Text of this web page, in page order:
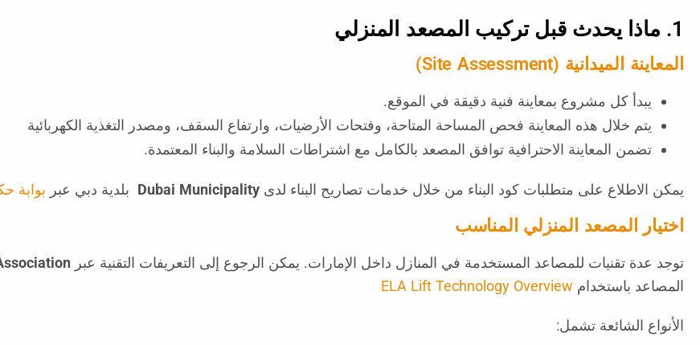
1. ماذا يحدث قبل تركيب المصعد المنزلي
المعاينة الميدانية (Site Assessment)
يبدأ كل مشروع بمعاينة فنية دقيقة في الموقع.
يتم خلال هذه المعاينة فحص المساحة المتاحة، وفتحات الأرضيات، وارتفاع السقف، ومصدر التغذية الكهربائية
تضمن المعاينة الاحترافية توافق المصعد بالكامل مع اشتراطات السلامة والبناء المعتمدة.
يمكن الاطلاع على متطلبات كود البناء من خلال خدمات تصاريح البناء لدى Dubai Municipality بلدية دبي عبر بوابة
اختيار المصعد المنزلي المناسب
توجد عدة تقنيات للمصاعد المستخدمة في المنازل داخل الإمارات. يمكن الرجوع إلى التعريفات التقنية عبر
المصاعد باستخدام ELA Lift Technology Overview
الأنواع الشائعة تشمل: